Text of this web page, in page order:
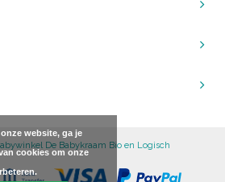
De Babykraam Bio en Logisch
website, ga je
cookies om onze